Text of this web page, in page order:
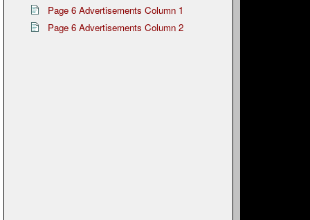
Page 6 Advertisements Column 1
Page 6 Advertisements Column 2